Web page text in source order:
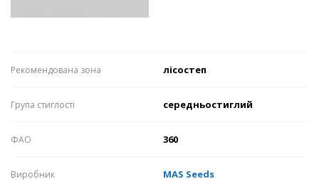
Рекомендована зона лісостеп
Група стиглості середньостиглий
ФАО 360
Виробник MAS Seeds